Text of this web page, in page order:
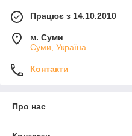
Працює з 14.10.2010
м. Суми
Суми, Україна
Контакти
Про нас